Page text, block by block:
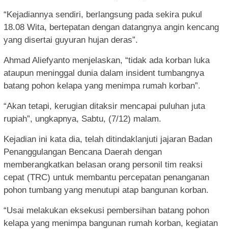
“Kejadiannya sendiri, berlangsung pada sekira pukul
18.08 Wita, bertepatan dengan datangnya angin kencang
yang disertai guyuran hujan deras”.
Ahmad Aliefyanto menjelaskan, “tidak ada korban luka
ataupun meninggal dunia dalam insident tumbangnya
batang pohon kelapa yang menimpa rumah korban”.
“Akan tetapi, kerugian ditaksir mencapai puluhan juta
rupiah”, ungkapnya, Sabtu, (7/12) malam.
Kejadian ini kata dia, telah ditindaklanjuti jajaran Badan
Penanggulangan Bencana Daerah dengan
memberangkatkan belasan orang personil tim reaksi
cepat (TRC) untuk membantu percepatan penanganan
pohon tumbang yang menutupi atap bangunan korban.
“Usai melakukan eksekusi pembersihan batang pohon
kelapa yang menimpa bangunan rumah korban, kegiatan